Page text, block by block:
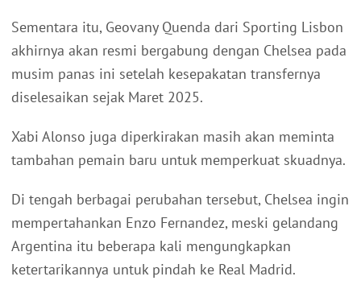
Sementara itu, Geovany Quenda dari Sporting Lisbon
akhirnya akan resmi bergabung dengan Chelsea pada
musim panas ini setelah kesepakatan transfernya
diselesaikan sejak Maret 2025.
Xabi Alonso juga diperkirakan masih akan meminta
tambahan pemain baru untuk memperkuat skuadnya.
Di tengah berbagai perubahan tersebut, Chelsea ingin
mempertahankan Enzo Fernandez, meski gelandang
Argentina itu beberapa kali mengungkapkan
ketertarikannya untuk pindah ke Real Madrid.